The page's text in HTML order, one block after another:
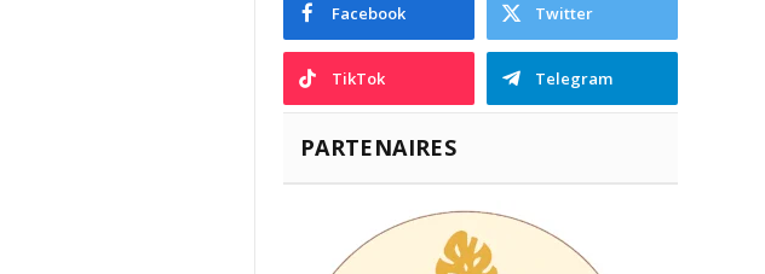
Facebook Twitter
TikTok Telegram
PARTENAIRES